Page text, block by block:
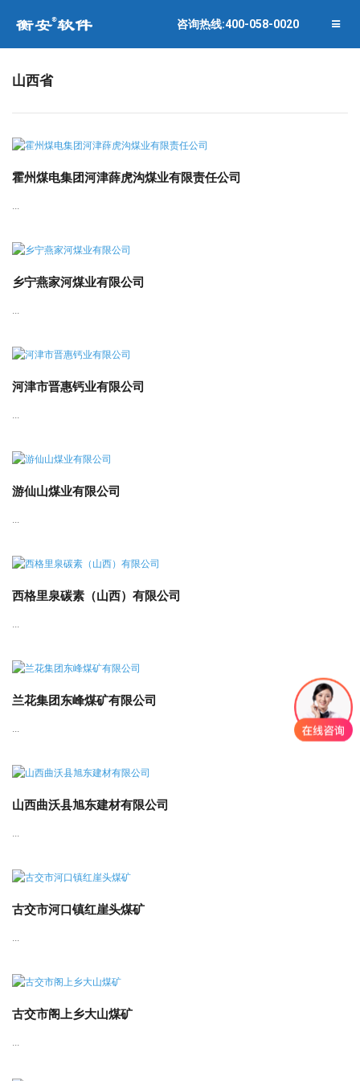
咨询热线:400-058-0020
山西省
霍州煤电集团河津薛虎沟煤业有限责任公司
...
乡宁燕家河煤业有限公司
...
河津市晋惠钙业有限公司
...
游仙山煤业有限公司
...
西格里泉碳素（山西）有限公司
...
兰花集团东峰煤矿有限公司
...
山西曲沃县旭东建材有限公司
...
古交市河口镇红崖头煤矿
...
古交市阁上乡大山煤矿
...